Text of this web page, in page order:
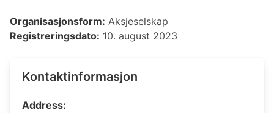
Organisasjonsform: Aksjeselskap
Registreringsdato: 10. august 2023
Kontaktinformasjon
Address: